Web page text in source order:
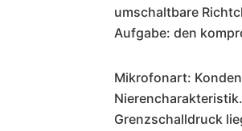
umschaltbare
Aufgabe: den
Mikrofonart:
Grenzschalldruck